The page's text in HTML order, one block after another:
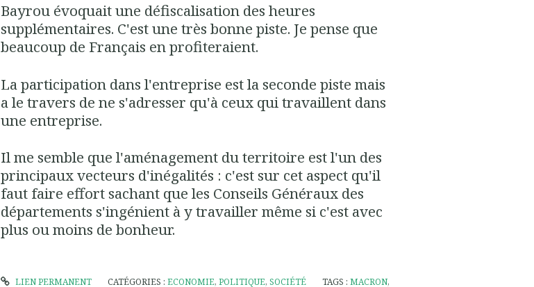
Bayrou évoquait une défiscalisation des heures
supplémentaires. C'est une très bonne piste. Je pense que
beaucoup de Français en profiteraient.
La participation dans l'entreprise est la seconde piste mais
a le travers de ne s'adresser qu'à ceux qui travaillent dans
une entreprise.
Il me semble que l'aménagement du territoire est l'un des
principaux vecteurs d'inégalités : c'est sur cet aspect qu'il
faut faire effort sachant que les Conseils Généraux des
départements s'ingénient à y travailler même si c'est avec
plus ou moins de bonheur.
LIEN PERMANENT CATÉGORIES : ECONOMIE, POLITIQUE, SOCIÉTÉ TAGS : MACRON,